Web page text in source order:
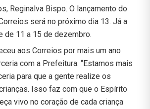
Reginalva Bispo. O lançamento do
será no próximo dia 13. Já a
de 11 a 15 de dezembro.
aos Correios por mais um ano
com a Prefeitura. “Estamos mais
para que a gente realize os
Isso faz com que o Espírito
vivo no coração de cada criança